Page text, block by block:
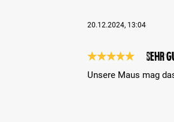
20.12.2024, 13:04
Sehr
Unsere Maus mag